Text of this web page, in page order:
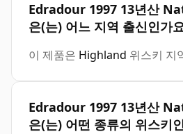
Edradour 1997 13년산
은(는) 어느 지역 출신인가
이 제품은 Highland 위스키 지
Edradour 1997 13년산
은(는) 어떤 종류의 위스키